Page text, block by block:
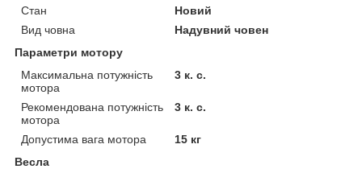
Стан
Новий
Вид човна
Надувний човен
Параметри мотору
Максимальна потужність
мотора
3 к. с.
Рекомендована потужність
мотора
3 к. с.
Допустима вага мотора
15 кг
Весла